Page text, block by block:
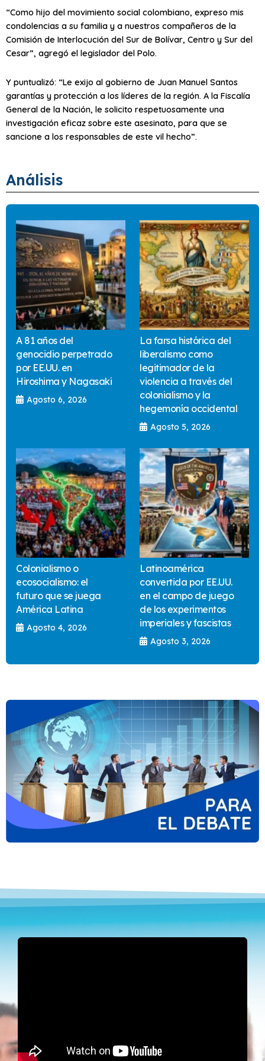
“Como hijo del movimiento social colombiano, expreso mis
condolencias a su familia y a nuestros compañeros de la
Comisión de Interlocución del Sur de Bolívar, Centro y Sur del
Cesar”, agregó el legislador del Polo.
Y puntualizó: “Le exijo al gobierno de Juan Manuel Santos
garantías y protección a los líderes de la región. A la Fiscalía
General de la Nación, le solicito respetuosamente una
investigación eficaz sobre este asesinato, para que se
sancione a los responsables de este vil hecho”.
Análisis
A 81 años del
genocidio perpetrado
por EE.UU. en
Hiroshima y Nagasaki
Agosto 6, 2026
La farsa histórica del
liberalismo como
legitimador de la
violencia a través del
colonialismo y la
hegemonía occidental
Agosto 5, 2026
Colonialismo o
ecosocialismo: el
futuro que se juega
América Latina
Agosto 4, 2026
Latinoamérica
convertida por EE.UU.
en el campo de juego
de los experimentos
imperiales y fascistas
Agosto 3, 2026